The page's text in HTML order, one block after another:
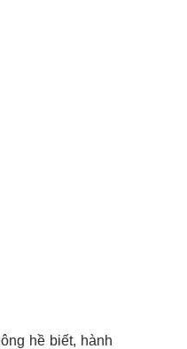
hề biết, hành